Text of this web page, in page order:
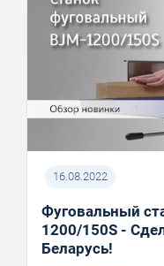
16.08.2022
Фуговальный
1200/150S -
Беларусь!